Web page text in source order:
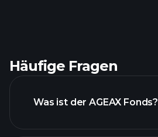
Häufige Fragen
Was ist der AGEAX Fonds?